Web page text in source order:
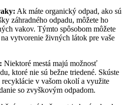
Ak máte organický odpad, ako sú
záhradného odpadu, môžete ho
vakov. Týmto spôsobom môžete
vytvorenie živných látok pre vaše
Niektoré mestá majú možnosť
ktoré nie sú bežne triedené. Skúste
v vašom okolí a využite
so zvyškovým odpadom.